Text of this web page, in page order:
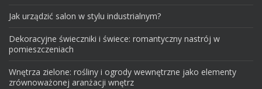
Jak urządzić salon w stylu industrialnym?
Dekoracyjne świeczniki i świece: romantyczny nastrój w
pomieszczeniach
Wnętrza zielone: rośliny i ogrody wewnętrzne jako elementy
zrównoważonej aranżacji wnętrz